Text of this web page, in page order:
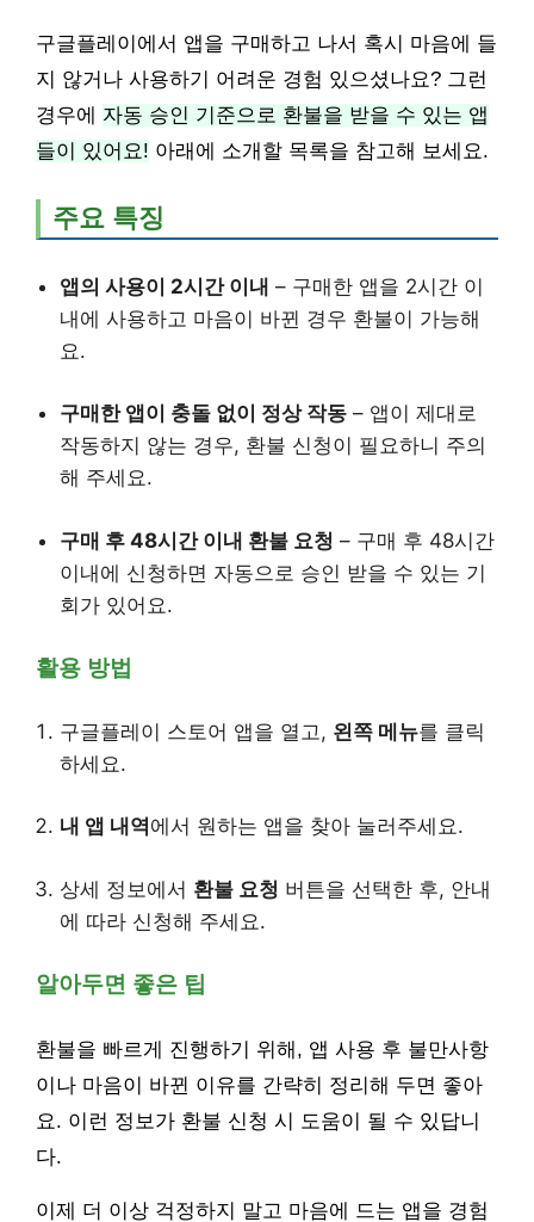
구글플레이에서 앱을 구매하고 나서 혹시 마음에 들
지 않거나 사용하기 어려운 경험 있으셨나요? 그런
경우에 자동 승인 기준으로 환불을 받을 수 있는 앱
들이 있어요! 아래에 소개할 목록을 참고해 보세요.
주요 특징
앱의 사용이 2시간 이내 – 구매한 앱을 2시간 이
내에 사용하고 마음이 바뀐 경우 환불이 가능해
요.
구매한 앱이 충돌 없이 정상 작동 – 앱이 제대로
작동하지 않는 경우, 환불 신청이 필요하니 주의
해 주세요.
구매 후 48시간 이내 환불 요청 – 구매 후 48시간
이내에 신청하면 자동으로 승인 받을 수 있는 기
회가 있어요.
활용 방법
구글플레이 스토어 앱을 열고, 왼쪽 메뉴를 클릭
하세요.
내 앱 내역에서 원하는 앱을 찾아 눌러주세요.
상세 정보에서 환불 요청 버튼을 선택한 후, 안내
에 따라 신청해 주세요.
알아두면 좋은 팁
환불을 빠르게 진행하기 위해, 앱 사용 후 불만사항
이나 마음이 바뀐 이유를 간략히 정리해 두면 좋아
요. 이런 정보가 환불 신청 시 도움이 될 수 있답니
다.
이제 더 이상 걱정하지 말고 마음에 드는 앱을 경험